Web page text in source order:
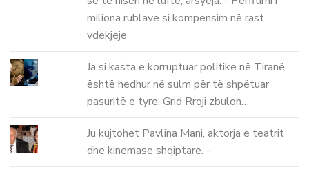
miliona rublave si kompensim në rast
vdekjeje
Ja si kasta e korruptuar politike në Tiranë
është hedhur në sulm për të shpëtuar
pasuritë e tyre, Grid Rroji zbulon…
Ju kujtohet Pavlina Mani, aktorja e teatrit
dhe kinemase shqiptare. -